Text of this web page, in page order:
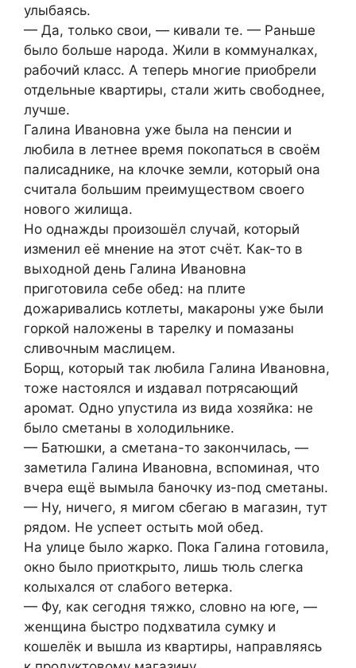
улыбаясь.
— Да, только свои, — кивали те. — Раньше
было больше народа. Жили в коммуналках,
рабочий класс. А теперь многие приобрели
отдельные квартиры, стали жить свободнее,
лучше.
Галина Ивановна уже была на пенсии и
любила в летнее время покопаться в своём
палисаднике, на клочке земли, который она
считала большим преимуществом своего
нового жилища.
Но однажды произошёл случай, который
изменил её мнение на этот счёт. Как-то в
выходной день Галина Ивановна
приготовила себе обед: на плите
дожаривались котлеты, макароны уже были
горкой наложены в тарелку и помазаны
сливочным маслицем.
Борщ, который так любила Галина Ивановна,
тоже настоялся и издавал потрясающий
аромат. Одно упустила из вида хозяйка: не
было сметаны в холодильнике.
— Батюшки, а сметана-то закончилась, —
заметила Галина Ивановна, вспоминая, что
вчера ещё вымыла баночку из-под сметаны.
— Ну, ничего, я мигом сбегаю в магазин, тут
рядом. Не успеет остыть мой обед.
На улице было жарко. Пока Галина готовила,
окно было приоткрыто, лишь тюль слегка
колыхался от слабого ветерка.
— Фу, как сегодня тяжко, словно на юге, —
женщина быстро подхватила сумку и
кошелёк и вышла из квартиры, направляясь